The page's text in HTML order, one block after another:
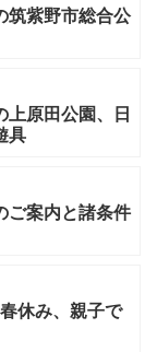
筑紫野市総合公
上原田公園、日
具
ご案内と諸条件
休み、親子で